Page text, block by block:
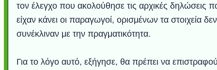
τον έλεγχο που ακολούθησε τις αρχικές δηλώσεις
είχαν κάνει οι παραγωγοί, ορισμένων τα στοιχεία δεν
συνέκλιναν με την πραγματικότητα.
Για το λόγο αυτό, εξήγησε, θα πρέπει να